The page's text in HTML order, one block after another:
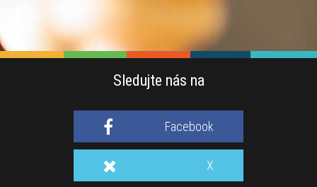
Sledujte nás na
Facebook
X